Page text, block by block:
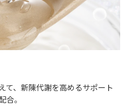
て、新陳代謝を高めるサポート
合。